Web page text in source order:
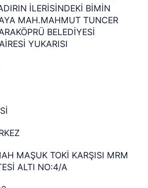
İLERİSİNDEKİ BİMİN
MAH.MAHMUT TUNCER
BELEDİYESİ
YUKARISI
MAŞUK TOKİ KARŞISI MRM
ALTI NO:4/A